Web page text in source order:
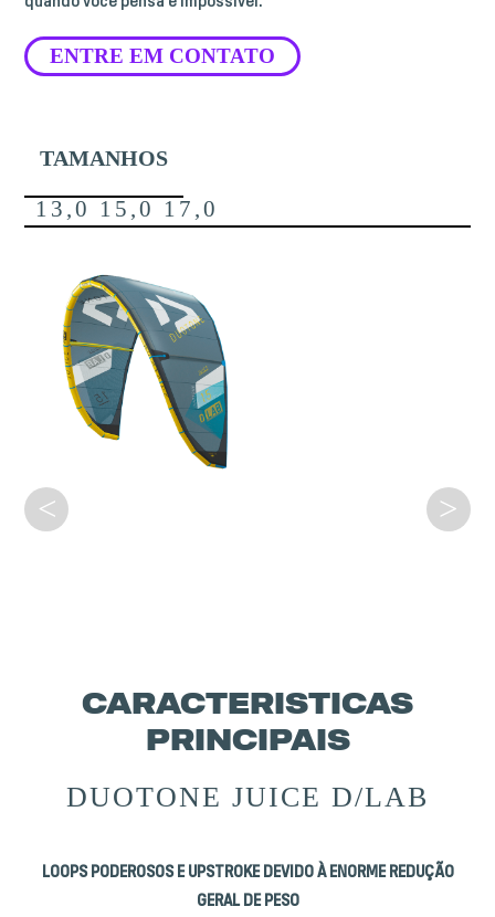
ENTRE EM CONTATO
TAMANHOS
13,0 15,0 17,0
< >
CARACTERISTICAS
PRINCIPAIS
DUOTONE JUICE D/LAB
LOOPS PODEROSOS E UPSTROKE DEVIDO À ENORME REDUÇÃO
GERAL DE PESO